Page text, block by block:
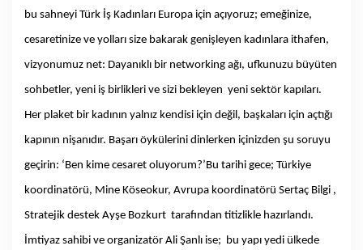
bu sahneyi Türk İş Kadınları Europa için açıyoruz; emeğinize,
cesaretinize ve yolları size bakarak genişleyen kadınlara ithafen,
vizyonumuz net: Dayanıklı bir networking ağı, ufkunuzu büyüten
sohbetler, yeni iş birlikleri ve sizi bekleyen yeni sektör kapıları.
Her plaket bir kadının yalnız kendisi için değil, başkaları için açtığı
kapının nişanıdır. Başarı öykülerini dinlerken içinizden şu soruyu
geçirin: ‘Ben kime cesaret oluyorum?’Bu tarihi gece; Türkiye
koordinatörü, Mine Köseokur, Avrupa koordinatörü Sertaç Bilgi ,
Stratejik destek Ayşe Bozkurt tarafından titizlikle hazırlandı.
İmtiyaz sahibi ve organizatör Ali Şanlı ise; bu yapı yedi ülkede